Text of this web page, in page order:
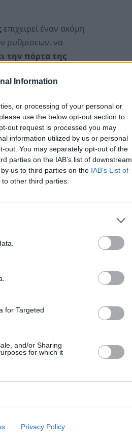
Information
or processing of your personal or
use the below opt-out section to
out request is processed you may
information utilized by us or personal
out. You may separately opt-out of the
parties on the IAB’s list of downstream
us to third parties on the IAB’s List of
other third parties.
for Targeted
and/or Sharing
for which it
Privacy Policy
επιχειρεί έναν ακόμη
ρυθμίσεων, να
την πόρτα της
το
κα να
εκλογές.
συνδυασμένες και
του
εκλογές με τον
λώρο που τον
της 21ης Μαΐου